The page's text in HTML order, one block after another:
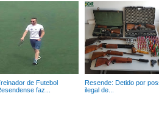
de Futebol
faz...
Resende: Detido por
ilegal de...